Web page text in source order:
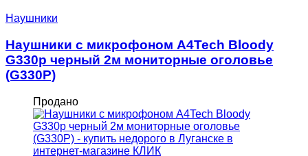
Наушники
Наушники с микрофоном A4Tech Bloody
G330p черный 2м мониторные оголовье
(G330P)
Продано